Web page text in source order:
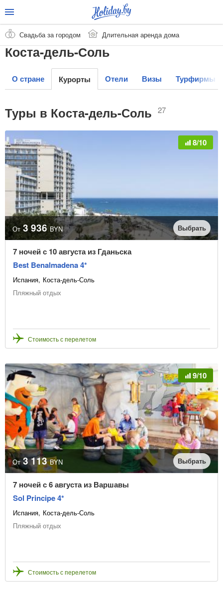
Свадьба за городом Длительная аренда дома
Коста-дель-Соль
О стране Курорты Отели Визы Турфирмы
Туры в Коста-дель-Соль 27
8/10
От 3 936 BYN Выбрать
7 ночей с 10 августа из Гданьска
Best Benalmadena 4*
Испания Коста-дель-Соль
Пляжный отдых
Стоимость с перелетом
9/10
От 3 113 BYN Выбрать
7 ночей с 6 августа из Варшавы
Sol Principe 4*
Испания Коста-дель-Соль
Пляжный отдых
Стоимость с перелетом